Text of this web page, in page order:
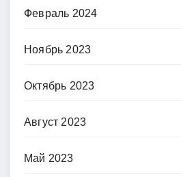
Февраль 2024
Ноябрь 2023
Октябрь 2023
Август 2023
Май 2023